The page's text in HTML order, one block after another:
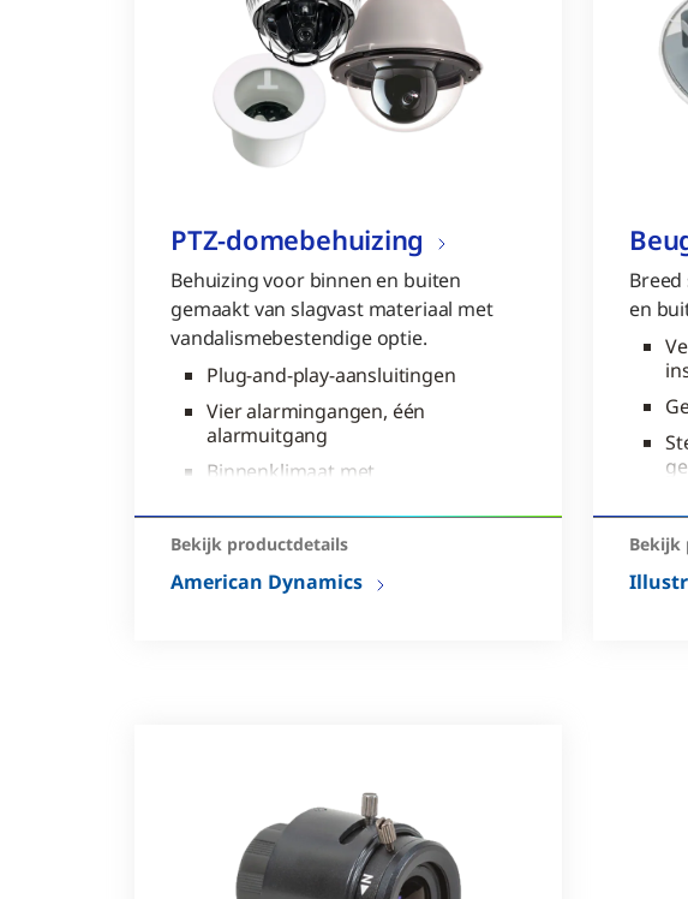
PTZ-domebehuizing
Behuizing voor binnen en buiten
gemaakt van slagvast materiaal met
vandalismebestendige optie.
Plug-and-play-aansluitingen
Vier alarmingangen, één
alarmuitgang
Binnenklimaat met
Bekijk productdetails
American Dynamics
en
Bekijk